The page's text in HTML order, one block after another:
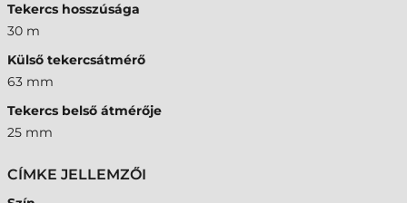
Tekercs hosszúsága
30 m
Külső tekercsátmérő
63 mm
Tekercs belső átmérője
25 mm
CÍMKE JELLEMZŐI